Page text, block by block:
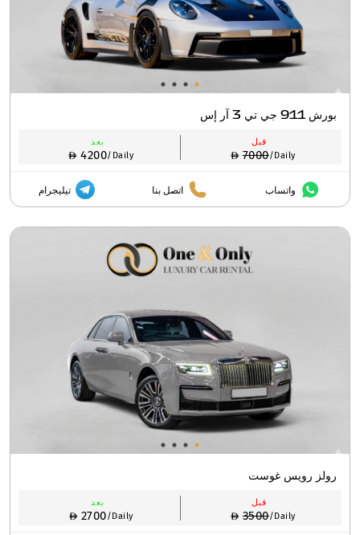
بورش 911 جي تي 3 آر إس
قبل
7000/Daily
بعد
4200/Daily
واتساب اتصل بنا تيليجرام
رولز رويس غوست
قبل
3500/Daily
بعد
2700/Daily